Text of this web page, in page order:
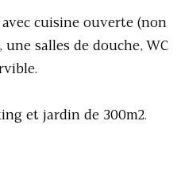
cuisine ouverte (non
salles de douche, WC
et jardin de 300m2.